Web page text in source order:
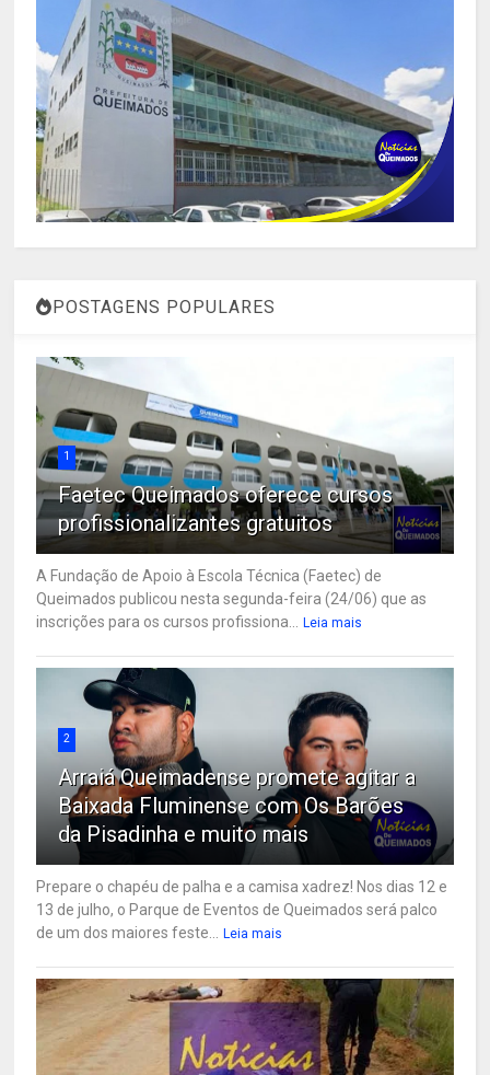
POSTAGENS POPULARES
1
Faetec Queimados oferece cursos
profissionalizantes gratuitos
A Fundação de Apoio à Escola Técnica (Faetec) de
Queimados publicou nesta segunda-feira (24/06) que as
inscrições para os cursos profissiona...
Leia mais
2
Arraiá Queimadense promete agitar a
Baixada Fluminense com Os Barões
da Pisadinha e muito mais
Prepare o chapéu de palha e a camisa xadrez! Nos dias 12 e
13 de julho, o Parque de Eventos de Queimados será palco
de um dos maiores feste...
Leia mais